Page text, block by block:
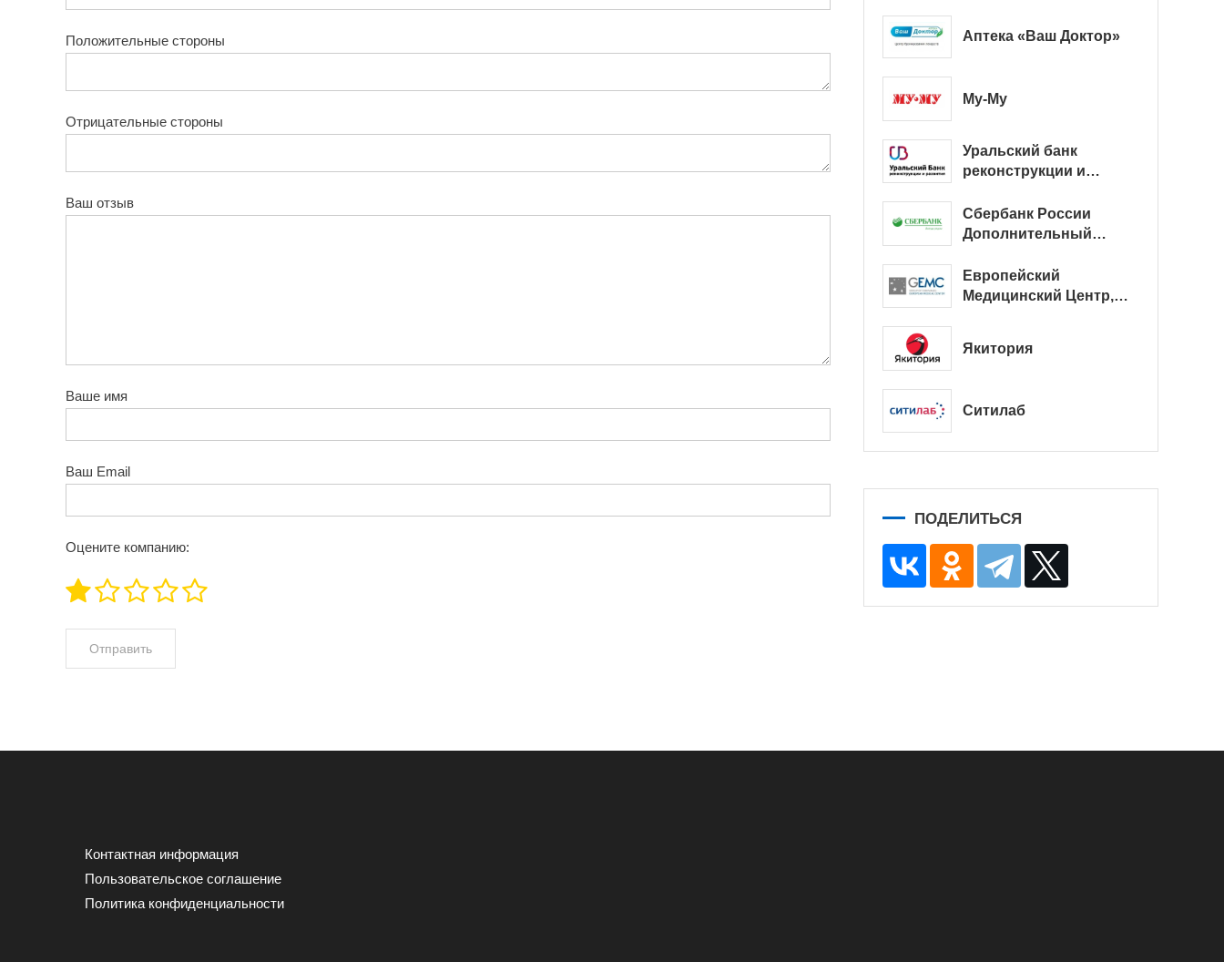
Положительные стороны
Отрицательные стороны
Ваш отзыв
Ваше имя
Ваш Email
Оцените компанию:
Аптека «Ваш Доктор»
Му-Му
Уральский банк
реконструкции и
Сбербанк России
Дополнительный
Европейский
Медицинский Центр,
Якитория
Ситилаб
ПОДЕЛИТЬСЯ
Контактная информация
Пользовательское соглашение
Политика конфиденциальности